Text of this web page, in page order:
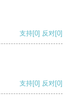
支持[0] 反对[0]
支持[0] 反对[0]